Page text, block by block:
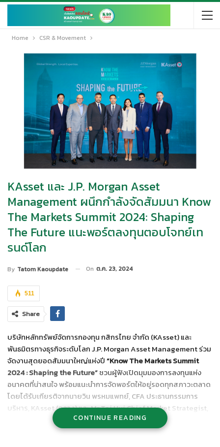
Home CSR & Movement
KAsset และ J.P. Morgan Asset
Management ผนึกกำลังจัดสัมมนา Know
The Markets Summit 2024: Shaping
The Future แนะพอร์ตลงทุนตอบโจทย์เท
รนด์โลก
By Tatom Kaoupdate On ต.ค. 23, 2024
511
Share
บริษัทหลักทรัพย์จัดการกองทุน กสิกรไทย จำกัด (KAsset) และ
พันธมิตรทางธุรกิจระดับโลก J.P. Morgan Asset Management ร่วม
จัดงานสุดยอดสัมมนาใหญ่แห่งปี“Know The Markets Summit
2024 : Shaping the Future”ชวนผู้ฟังเปิดมุมมองการลงทุนแห่ง
อนาคตที่น่าสนใจ พร้อมแนะนำการจัดพอร์ตให้อยู่รอดทุกสภาวะตลาด
โดยได้รับเกียรติจากนายวิน พรหมแพทย์, CFA ประธานกรรมการ
บริหาร, KAsset (กลาง) และ Mr.Tai Hui Chief Market Strategist,
Asia Pacific, J.P. Morgan Asset Management (ที่ 3 จากซ้าย)
พร้อมด้วยผู้บริหารจากทั้ง 2 แห่ง มาร่วมเป็นวิทยากรถ่ายทอดมุมมอง
CONTINUE READING